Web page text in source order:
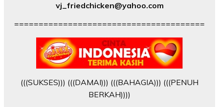
vj_friedchicken@yahoo.com
=======================================
(((SUKSES))) (((DAMAI))) (((BAHAGIA))) (((PENUH
BERKAH))))